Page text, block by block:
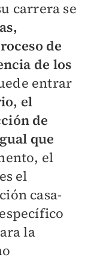
carrera se
de
de los
entrar
el
de
que
el
el
casa-
la